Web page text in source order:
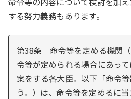
する努力義務もあります。
第38条 命令等を定める機関
令等が定められる場合にあっ
案をする各大臣。以下「命令
う。）は、命令等を定めるに